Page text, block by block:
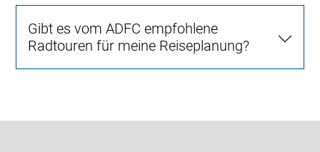
Gibt es vom ADFC empfohlene
Radtouren für meine Reiseplanung?